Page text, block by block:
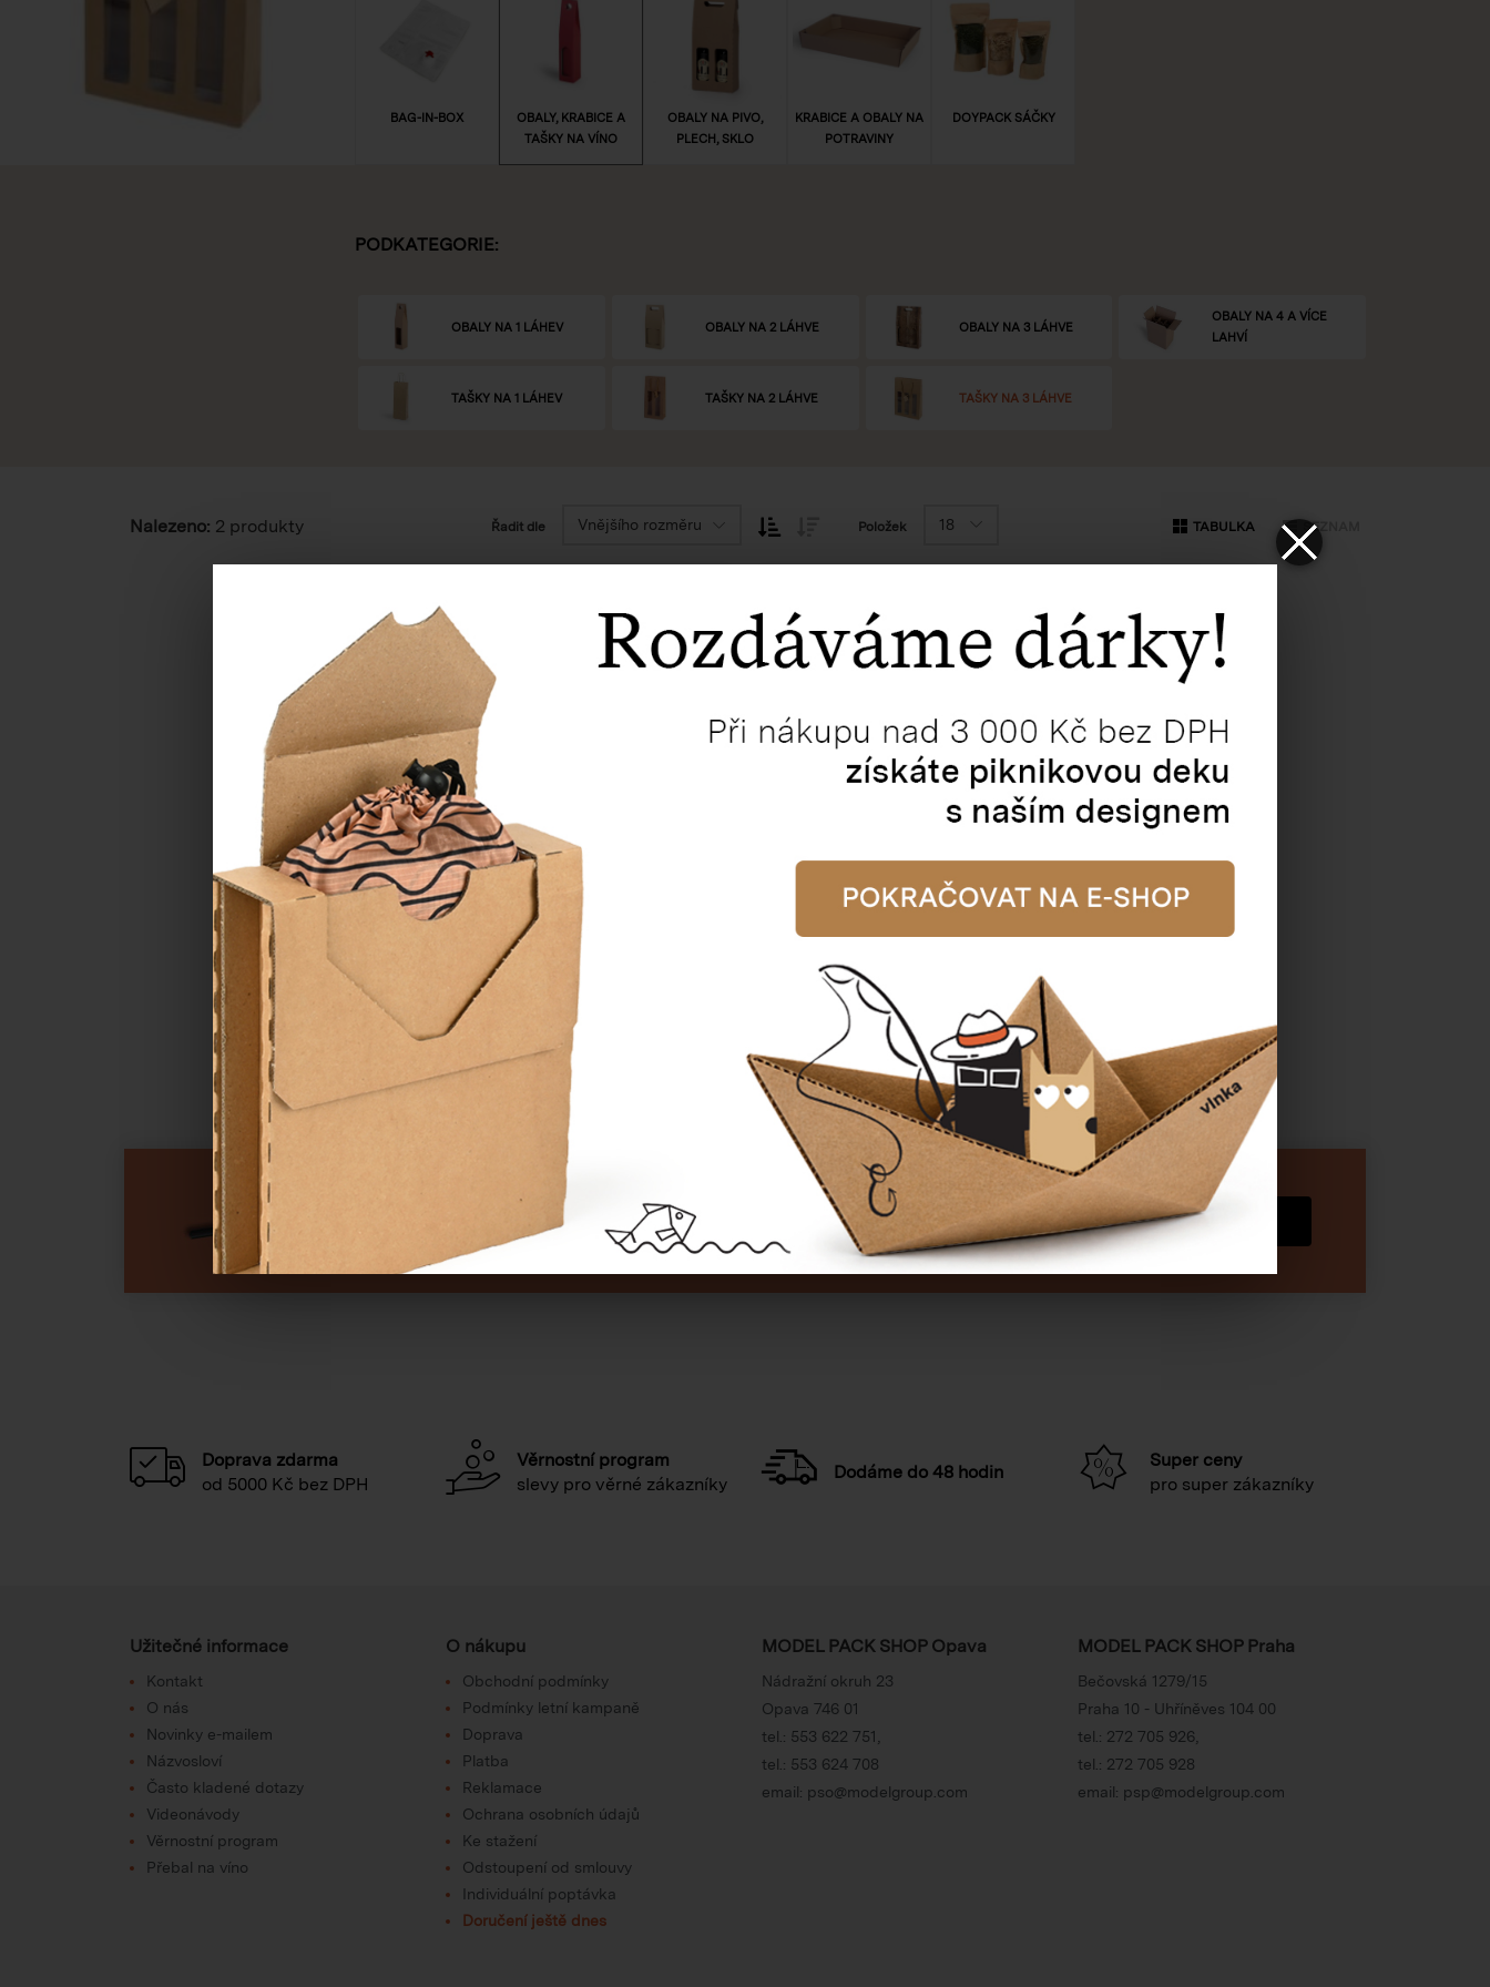
BAG-IN-BOX
OBALY, KRABICE A
TAŠKY NA VÍNO
OBALY NA PIVO,
PLECH, SKLO
KRABICE A OBALY NA
POTRAVINY
DOYPACK SÁČKY
PODKATEGORIE:
OBALY NA 1 LÁHEV OBALY NA 2 LÁHVE OBALY NA 3 LÁHVE
OBALY NA 4 A VÍCE
LAHVÍ
TAŠKY NA 1 LÁHEV TAŠKY NA 2 LÁHVE TAŠKY NA 3 LÁHVE
Nalezeno: 2 produkty Řadit dle Vnějšího rozměru Položek 18 TABULKA SEZNAM
Papírová taška na víno, 3 láhve
s okénkem - hnědá
Katalogové číslo: 81015
Cena od
38,24 Kč
Papírová taška na víno, 3 láhve, hnědá
Katalogové číslo:81033
Cena od
NENAŠLI JSTE, CO JSTE HLEDALI? ZKUSTE VYHLEDÁVÁNÍ PODLE ROZMĚRŮ Hledat
Doprava zdarma
od 5000 Kč bez DPH
Věrnostní program
slevy pro věrné zákazníky
Dodáme do 48 hodin
Super ceny
pro super zákazníky
Užitečné informace
Kontakt
O nás
Novinky e-mailem
Názvosloví
Často kladené dotazy
Videonávody
Věrnostní program
Přebal na víno
O nákupu
Obchodní podmínky
Podmínky letní kampaně
Doprava
Platba
Reklamace
Ochrana osobních údajů
Ke stažení
Odstoupení od smlouvy
Individuální poptávka
Doručení ještě dnes
MODEL PACK SHOP Opava
Nádražní okruh 23
Opava 746 01
tel.: 553 622 751
tel.: 553 624 708
email: pso@modelgroup.com
MODEL PACK SHOP Praha
Bečovská 1279/15
Praha 10 - Uhříněves 104 00
tel.: 272 705 926
tel.: 272 705 928
email: psp@modelgroup.com